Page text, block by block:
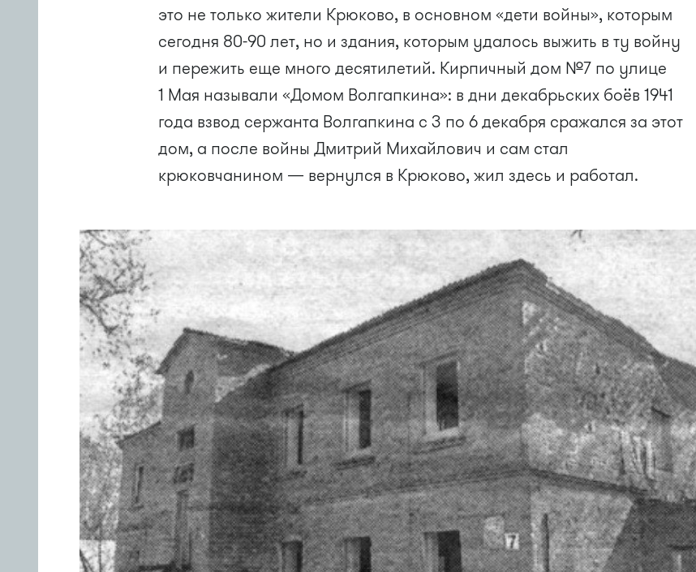
это не только жители Крюково, в основном «дети войны», которым
сегодня 80-90 лет, но и здания, которым удалось выжить в ту войну
и пережить еще много десятилетий. Кирпичный дом №7 по улице
1 Мая называли «Домом Волгапкина»: в дни декабрьских боёв 1941
года взвод сержанта Волгапкина с 3 по 6 декабря сражался за этот
дом, а после войны Дмитрий Михайлович и сам стал
крюковчанином — вернулся в Крюково, жил здесь и работал.